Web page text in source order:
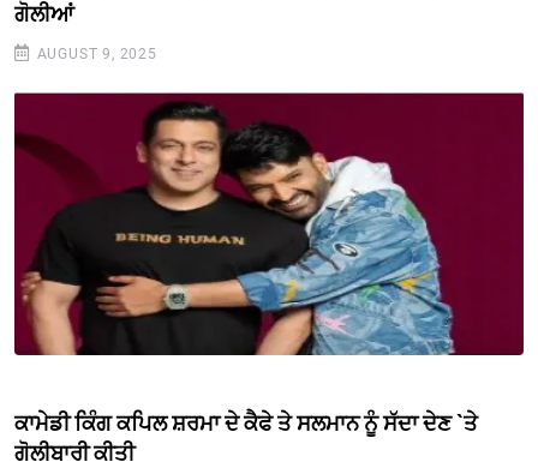
ਗੋਲੀਆਂ
AUGUST 9, 2025
ਕਾਮੇਡੀ ਕਿੰਗ ਕਪਿਲ ਸ਼ਰਮਾ ਦੇ ਕੈਫੇ ਤੇ ਸਲਮਾਨ ਨੂੰ ਸੱਦਾ ਦੇਣ `ਤੇ
ਗੋਲੀਬਾਰੀ ਕੀਤੀ